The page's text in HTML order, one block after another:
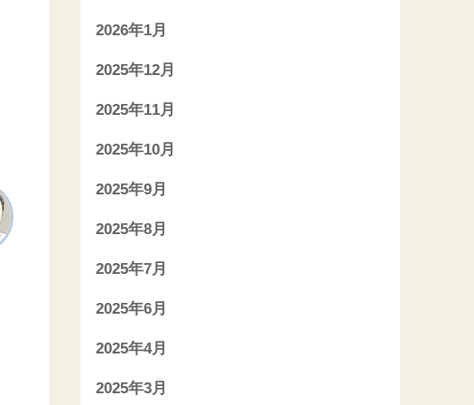
2026年1月
2025年12月
2025年11月
2025年10月
2025年9月
2025年8月
2025年7月
2025年6月
2025年4月
2025年3月